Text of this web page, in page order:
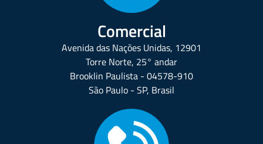
Comercial
Avenida das Nações Unidas, 12901
Torre Norte, 25° andar
Brooklin Paulista - 04578-910
São Paulo - SP, Brasil